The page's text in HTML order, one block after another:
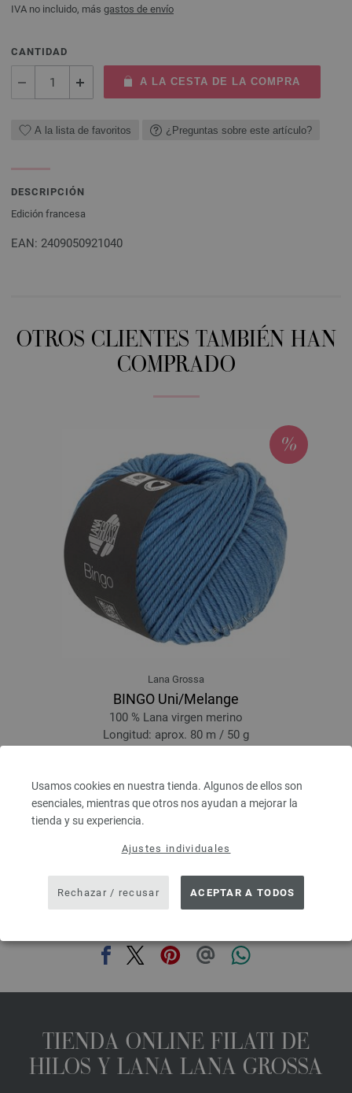
Usamos cookies en nuestra tienda. Algunos de ellos son
esenciales, mientras que otros nos ayudan a mejorar la
tienda y su experiencia.
Ajustes individuales
Rechazar / recusar ACEPTAR A TODOS
IVA no incluido, más gastos de envío
CANTIDAD
A LA CESTA DE LA COMPRA
A la lista de favoritos ¿Preguntas sobre este artículo?
DESCRIPCIÓN
Edición francesa
EAN: 2409050921040
OTROS CLIENTES TAMBIÉN HAN
COMPRADO
Lana Grossa
BINGO Uni/Melange
100 % Lana virgen merino
Longitud: aprox. 80 m / 50 g
3,83 $RRP:5,84 $
IVA no incluido, más gastos de envío, Precio base: 65,60 € / kg
prev
TIENDA ONLINE FILATI DE
HILOS Y LANA LANA GROSSA